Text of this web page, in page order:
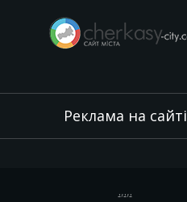
Реклама на сайті
.,.,.